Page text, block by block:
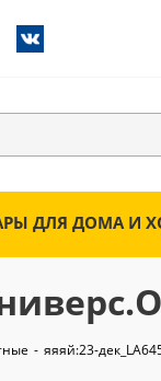
ДЛЯ ДОМА И
- яяяй:23-